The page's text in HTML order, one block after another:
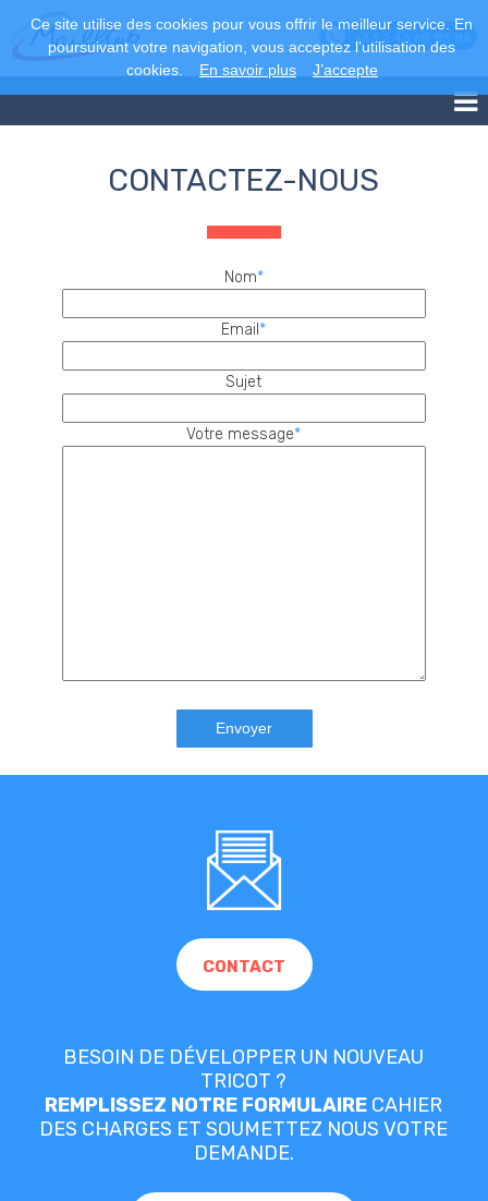
+33 2 43 68 83 86
CONTACTEZ-NOUS
Nom*
Email *
Sujet
Votre message*
CONTACT
BESOIN DE DÉVELOPPER UN NOUVEAU
TRICOT ?
REMPLISSEZ NOTRE FORMULAIRE CAHIER
DES CHARGES ET SOUMETTEZ NOUS VOTRE
DEMANDE.
Ce site utilise des cookies pour vous offrir le meilleur service. En
poursuivant votre navigation, vous acceptez l’utilisation des
cookies.
En savoir plus J’accepte